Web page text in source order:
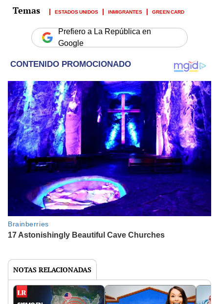
ESTADOS UNIDOS INMIGRANTES GREEN CARD
Prefiero a La República en
Google
NOTAS RELACIONADAS